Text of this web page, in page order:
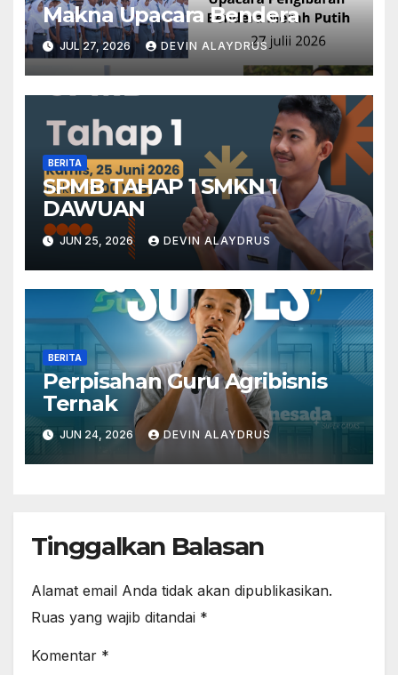
Makna Upacara Bendera
JUL 27, 2026 DEVIN ALAYDRUS
BERITA
SPMB TAHAP 1 SMKN 1
DAWUAN
JUN 25, 2026 DEVIN ALAYDRUS
BERITA
Perpisahan Guru Agribisnis
Ternak
JUN 24, 2026 DEVIN ALAYDRUS
Tinggalkan Balasan
Alamat email Anda tidak akan dipublikasikan.
Ruas yang wajib ditandai *
Komentar *